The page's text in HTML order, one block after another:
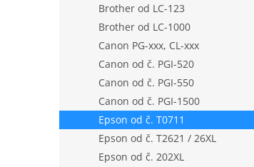
l
Brother od LC-123
Brother od LC-1000
Canon PG-xxx, CL-xxx
Canon od č. PGI-520
Canon od č. PGI-550
Canon od č. PGI-1500
Epson od č. T0711
Epson od č. T2621 / 26XL
Epson od č. 202XL